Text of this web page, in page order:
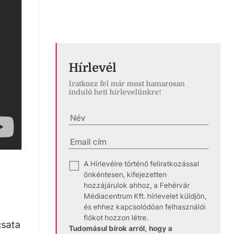
Hírlevél
Iratkozz fel már most hamarosan
induló heti hírlevelünkre!
A Hírlevélre történő feliratkozással
önkéntesen, kifejezetten
hozzájárulok ahhoz, a Fehérvár
Médiacentrum Kft. hírlevelet küldjön,
és ehhez kapcsolódóan felhasználói
fiókot hozzon létre.
Tudomásul bírok arról, hogy a